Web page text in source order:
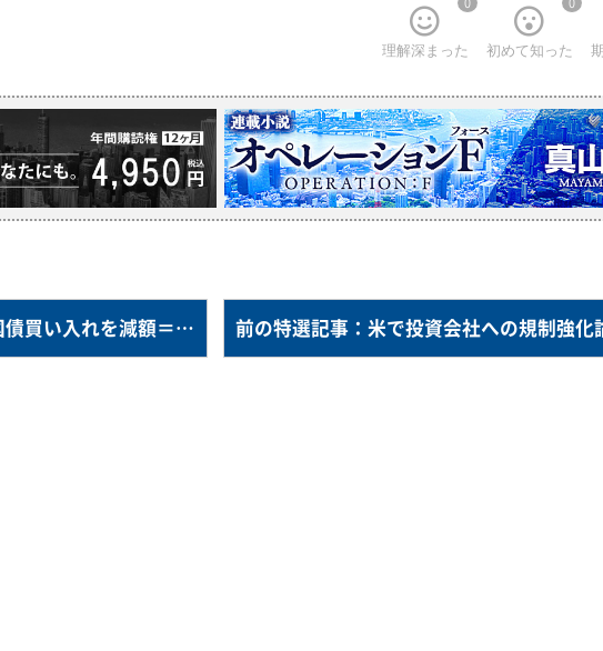
0
理解深まった
0
初めて知った
次の特選記事：日銀、国債買い入れを減額＝４月予定を公表